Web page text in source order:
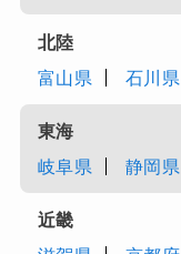
北陸
富山県
石川県
東海
岐阜県
静岡県
近畿